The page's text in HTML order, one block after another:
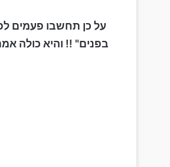
על כן תחשבו פעמים
בפנים" !! והיא כולה